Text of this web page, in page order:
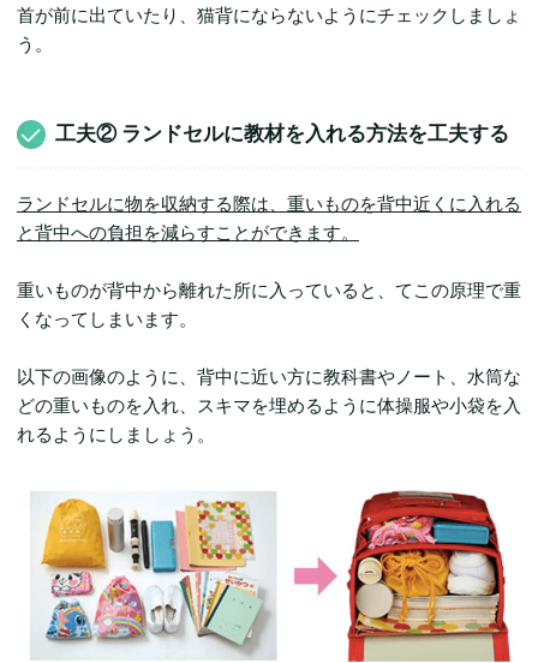
首が前に出ていたり、猫背にならないようにチェックしましょ
う。
工夫② ランドセルに教材を入れる方法を工夫する
ランドセルに物を収納する際は、重いものを背中近くに入れる
と背中への負担を減らすことができます。
重いものが背中から離れた所に入っていると、てこの原理で重
くなってしまいます。
以下の画像のように、背中に近い方に教科書やノート、水筒な
どの重いものを入れ、スキマを埋めるように体操服や小袋を入
れるようにしましょう。